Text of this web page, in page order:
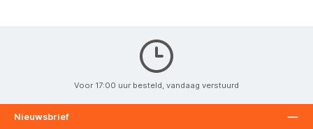
Voor 17:00 uur besteld, vandaag verstuurd
Nieuwsbrief